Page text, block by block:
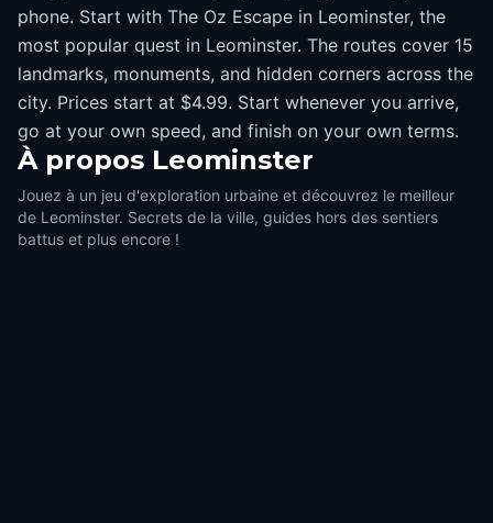
phone. Start with The Oz Escape in Leominster, the
most popular quest in Leominster. The routes cover 15
landmarks, monuments, and hidden corners across the
city. Prices start at $4.99. Start whenever you arrive,
go at your own speed, and finish on your own terms.
À propos Leominster
Jouez à un jeu d'exploration urbaine et découvrez le meilleur
de Leominster. Secrets de la ville, guides hors des sentiers
battus et plus encore !